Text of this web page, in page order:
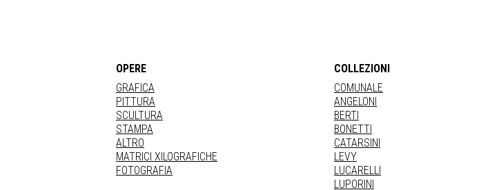
OPERE
GRAFICA
PITTURA
SCULTURA
STAMPA
ALTRO
MATRICI XILOGRAFICHE
FOTOGRAFIA
COLLEZIONI
COMUNALE
ANGELONI
BERTI
BONETTI
CATARSINI
LEVY
LUCARELLI
LUPORINI